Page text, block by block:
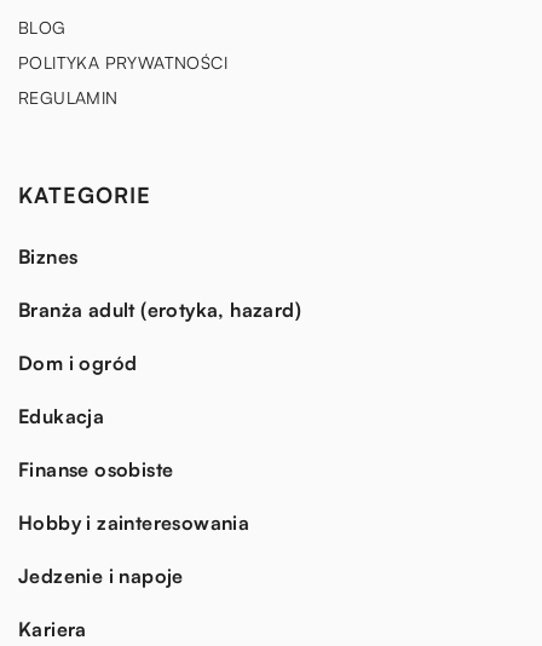
BLOG
POLITYKA PRYWATNOŚCI
REGULAMIN
KATEGORIE
Biznes
Branża adult (erotyka, hazard)
Dom i ogród
Edukacja
Finanse osobiste
Hobby i zainteresowania
Jedzenie i napoje
Kariera